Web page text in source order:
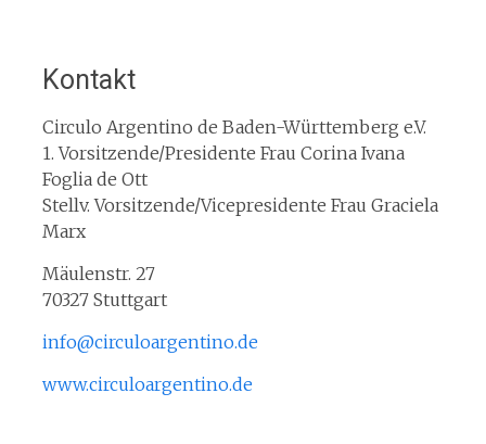
Kontakt
Circulo Argentino de Baden-Württemberg e.V.
1. Vorsitzende/Presidente Frau Corina Ivana
Foglia de Ott
Stellv. Vorsitzende/Vicepresidente Frau Graciela
Marx
Mäulenstr. 27
70327 Stuttgart
info@circuloargentino.de
www.circuloargentino.de